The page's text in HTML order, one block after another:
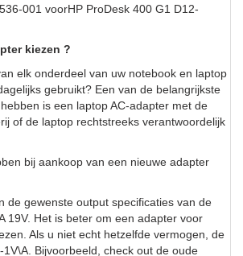
001 voorHP ProDesk 400 G1 D12-
kiezen ?
elk onderdeel van uw notebook en laptop
gebruikt? Een van de belangrijkste
is een laptop AC-adapter met de
of de laptop rechtstreeks verantwoordelijk
bij aankoop van een nieuwe adapter
de gewenste output specificaties van de
19V. Het is beter om een adapter voor
Als u niet echt hetzelfde vermogen, de
Bijvoorbeeld, check out de oude